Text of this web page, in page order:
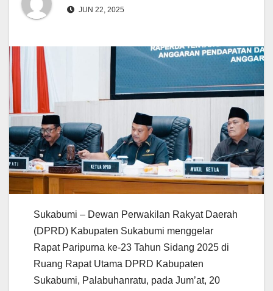
JUN 22, 2025
Sukabumi – Dewan Perwakilan Rakyat Daerah
(DPRD) Kabupaten Sukabumi menggelar
Rapat Paripurna ke-23 Tahun Sidang 2025 di
Ruang Rapat Utama DPRD Kabupaten
Sukabumi, Palabuhanratu, pada Jum’at, 20